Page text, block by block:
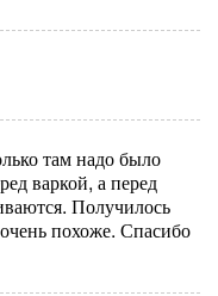
там надо было
варкой, а перед
Получилось
похоже. Спасибо